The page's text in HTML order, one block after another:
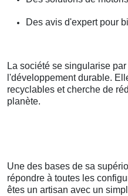
Des avis d'expert pour
La société se singularise
l'développement durable.
recyclables et cherche de
planète.
Une des bases de sa
répondre à toutes les
êtes un artisan avec un